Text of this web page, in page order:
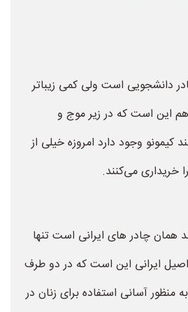
دانشجویی است ولی کمی زیباتر
این است که در زیر موج و
وجود دارد امروزه خیلی از
خریداری می‌کنند.
همان چادر های ایرانی است تنها
ایرانی این است که در دو طرف
منظور آسانی استفاده برای زنان در